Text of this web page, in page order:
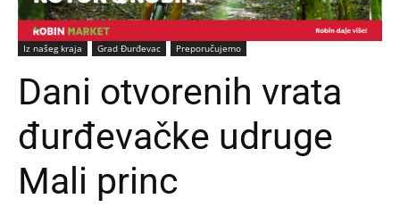
Iz našeg kraja Grad Đurđevac Preporučujemo
Dani otvorenih vrata
đurđevačke udruge
Mali princ